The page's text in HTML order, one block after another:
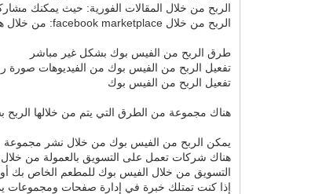
الربح من خلال المقالات الفورية: حيث يمكنك
الربح من خلال facebook marketplace: من خلال هذه الخدمة التي يقدمها فيس بوك يمكنك أن تعرض جميع منتجاتك أمام جميع المستخدمين وبالتالي ربح الأموال.
طرق الربح من الفيس بوك بشكل غير مباشر
تفعيل الربح من الفيس بوك من الفيديوهات صورة
تفعيل الربح من الفيس بوك
هناك مجموعة من الطرق التي يتم من خلالها
يمكن الربح من الفيس بوك من خلال نشر مجموعة من
هناك شركات تعمل على التسويق بالعمولة من
التسويق من خلال الفيس بوك للمطعم الخاص بك
إذا كنت تمتلك خبرة في إدارة صفحات ومجموعات